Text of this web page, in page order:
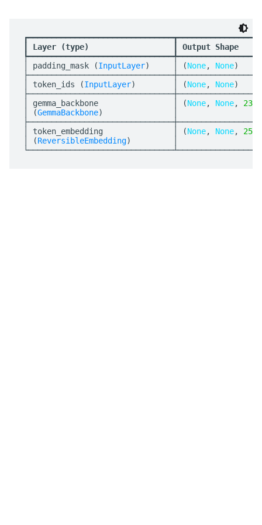
Layer (type)
Output
│ padding_mask (InputLayer)     │ (None, None)
│ token_ids (InputLayer)        │ (None, None)
│ gemma_backbone                │ (None, None, 2304
│ (GemmaBackbone)               │
│ token_embedding               │ (None, None,
│ (ReversibleEmbedding)         │